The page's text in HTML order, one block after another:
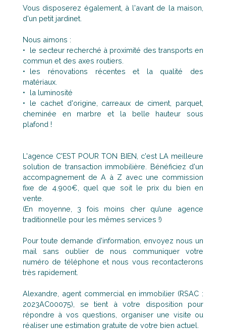
Vous disposerez également, à l'avant de la maison,
d'un petit jardinet.
Nous aimons :
le secteur recherché à proximité des transports en
commun et des axes routiers.
les rénovations récentes et la qualité des
matériaux.
la luminosité
le cachet d'origine, carreaux de ciment, parquet,
cheminée en marbre et la belle hauteur sous
plafond !
L'agence C'EST POUR TON BIEN, c'est LA meilleure
solution de transaction immobilière. Bénéficiez d'un
accompagnement de A à Z avec une commission
fixe de 4.900€, quel que soit le prix du bien en
vente.
(En moyenne, 3 fois moins cher qu’une agence
traditionnelle pour les mêmes services !)
Pour toute demande d'information, envoyez nous un
mail sans oublier de nous communiquer votre
numéro de téléphone et nous vous recontacterons
très rapidement.
Alexandre, agent commercial en immobilier (RSAC :
2023AC00075), se tient à votre disposition pour
répondre à vos questions, organiser une visite ou
réaliser une estimation gratuite de votre bien actuel.